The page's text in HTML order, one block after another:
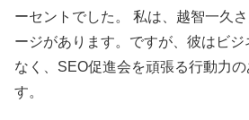
ーセントでした。 私は、越智一久
ージがあります。ですが、彼はビ
なく、SEO促進会を頑張る行動力
す。